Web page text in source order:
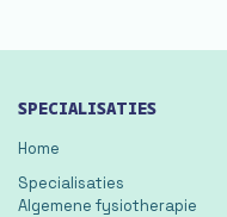
SPECIALISATIES
Home
Specialisaties
Algemene fysiotherapie